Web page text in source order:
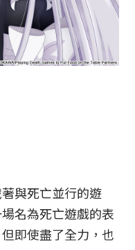
與死亡並行的遊
名為死亡遊戲的表
即使盡了全力，也